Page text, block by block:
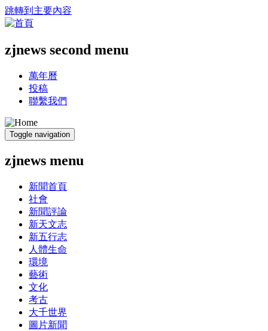
跳轉到主要內容
zjnews second menu
萬年曆
投稿
聯繫我們
Toggle navigation
zjnews menu
新聞首頁
社會
新聞評論
新天文志
新五行志
人體生命
環境
藝術
文化
考古
大千世界
圖片新聞